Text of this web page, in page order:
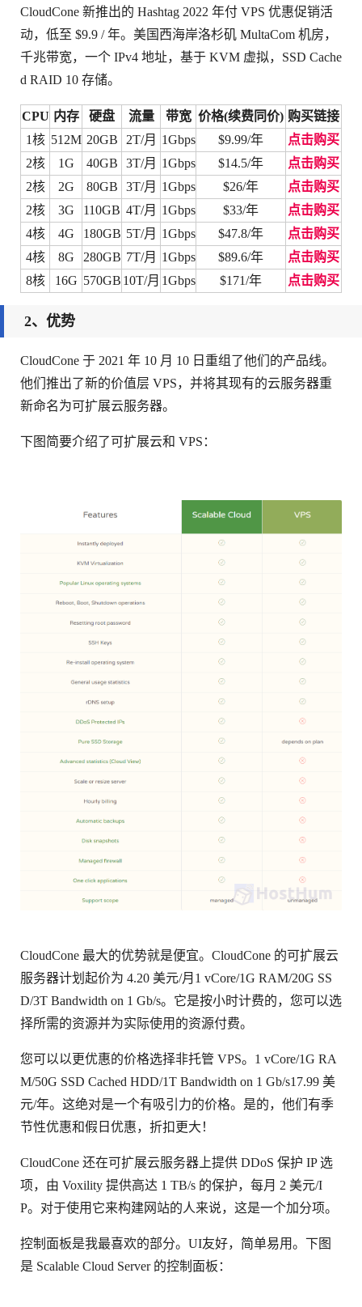
CloudCone 新推出的 Hash­tag 2022 年付 VPS 优惠促销活
动，低至 $9.9 / 年。美国西海岸洛杉矶 Mul­ta­Com 机房，
千兆带宽，一个 IPv4 地址，基于 KVM 虚拟，SSD Cache
d RAID 10 存储。
CPU 内存 硬盘 流量 带宽 价格(续费同价) 购买链接
1核 512M 20GB 2T/月 1Gbps $9.99/年
点击购买
2核
1G 40GB 3T/月 1Gbps $14.5/年
点击购买
2核
2G 80GB 3T/月 1Gbps $26/年
点击购买
2核
3G 110GB 4T/月 1Gbps $33/年
点击购买
4核
4G 180GB 5T/月 1Gbps $47.8/年
点击购买
4核
8G 280GB 7T/月 1Gbps $89.6/年
点击购买
8核
16G 570GB 10T/月 1Gbps $171/年 点击购买
2、优势
CloudCone 于 2021 年 10 月 10 日重组了他们的产品线。
他们推出了新的价值层 VPS，并将其现有的云服务器重
新命名为可扩展云服务器。
下图简要介绍了可扩展云和 VPS：
CloudCone 最大的优势就是便宜。CloudCone 的可扩展云
服务器计划起价为 4.20 美元/月1 vCore/1G RAM/20G SS
D/3T Bandwidth on 1 Gb/s。它是按小时计费的，您可以选
择所需的资源并为实际使用的资源付费。
您可以以更优惠的价格选择非托管 VPS。1 vCore/1G RA
M/50G SSD Cached HDD/1T Bandwidth on 1 Gb/s17.99 美
元/年。这绝对是一个有吸引力的价格。是的，他们有季
节性优惠和假日优惠，折扣更大！
CloudCone 还在可扩展云服务器上提供 DDoS 保护 IP 选
项，由 Voxility 提供高达 1 TB/s 的保护，每月 2 美元/I
P。对于使用它来构建网站的人来说，这是一个加分项。
控制面板是我最喜欢的部分。UI友好，简单易用。下图
是 Scalable Cloud Server 的控制面板：